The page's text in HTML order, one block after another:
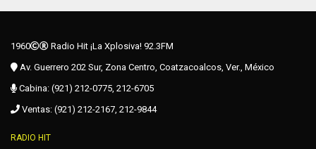
1960
Radio Hit ¡La Xplosiva! 92.3FM
Av. Guerrero 202 Sur, Zona Centro, Coatzacoalcos, Ver., México
Cabina: (921) 212-0775, 212-6705
Ventas: (921) 212-2167, 212-9844
RADIO HIT